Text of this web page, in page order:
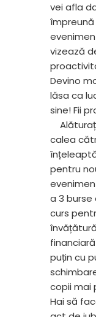
vei afla
împreună
vizează
Devino
lăsa ca
sine! Fii
calea
pentru
a 3 burse
curs
puțin cu
copii mai
Hai să